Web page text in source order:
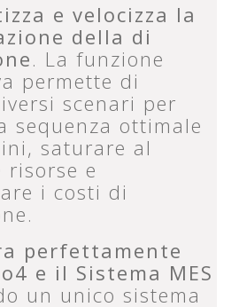
e velocizza la
della di
. La funzione
permette di
scenari per
sequenza ottimale
saturare al
risorse e
i costi di
perfettamente
e il Sistema MES
un unico sistema